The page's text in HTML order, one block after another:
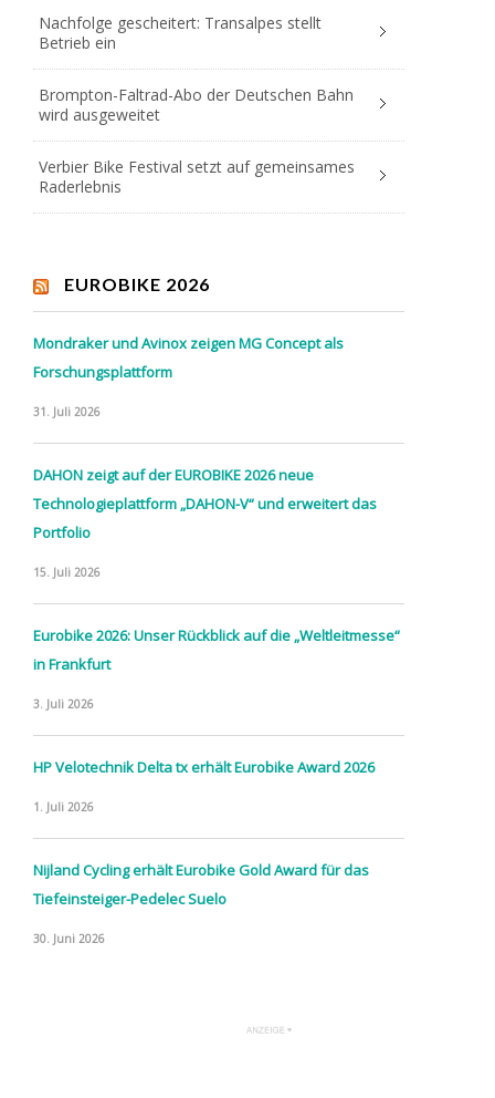
Nachfolge gescheitert: Transalpes stellt
Betrieb ein
Brompton-Faltrad-Abo der Deutschen Bahn
wird ausgeweitet
Verbier Bike Festival setzt auf gemeinsames
Raderlebnis
EUROBIKE 2026
Mondraker und Avinox zeigen MG Concept als
Forschungsplattform
31. Juli 2026
DAHON zeigt auf der EUROBIKE 2026 neue
Technologieplattform „DAHON-V“ und erweitert das
Portfolio
15. Juli 2026
Eurobike 2026: Unser Rückblick auf die „Weltleitmesse“
in Frankfurt
3. Juli 2026
HP Velotechnik Delta tx erhält Eurobike Award 2026
1. Juli 2026
Nijland Cycling erhält Eurobike Gold Award für das
Tiefeinsteiger-Pedelec Suelo
30. Juni 2026